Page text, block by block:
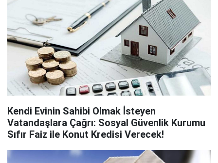
Kendi Evinin Sahibi Olmak İsteyen
Vatandaşlara Çağrı: Sosyal Güvenlik Kurumu
Sıfır Faiz ile Konut Kredisi Verecek!